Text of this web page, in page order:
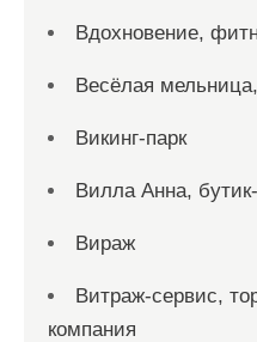
Вдохновение,
Весёлая
Викинг-парк
Вилла Анна,
Вираж
Витраж-сервис,
компания